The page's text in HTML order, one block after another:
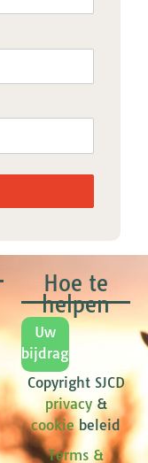
Hoe te
helpen
Uw
bijdrage
Copyright SJCD
privacy&
cookiebeleid
Terms &